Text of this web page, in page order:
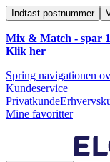
Indtast postnummer
Mix & Match - spar
Klik her
Spring navigationen
Kundeservice
Privatkunde
Mine favoritter